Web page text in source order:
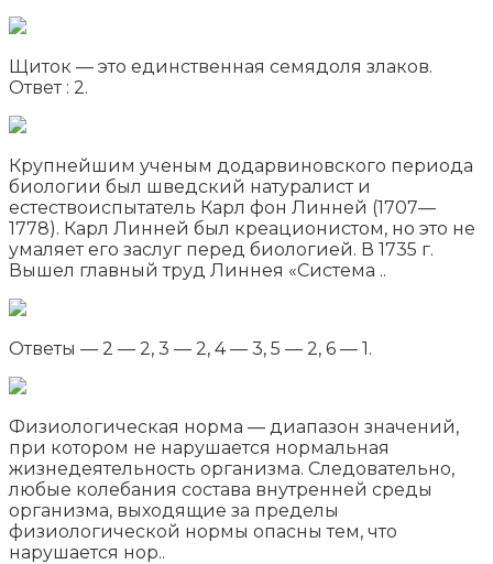
Щиток — это единственная семядоля злаков.
Ответ : 2.
Крупнейшим ученым додарвиновского периода
биологии был шведский натуралист и
естествоиспытатель Карл фон Линней (1707—
1778). Карл Линней был креационистом, но это не
умаляет его заслуг перед биологией. В 1735 г.
Вышел главный труд Линнея «Система ..
Ответы — 2 — 2, 3 — 2, 4 — 3, 5 — 2, 6 — 1.
Физиологическая норма — диапазон значений,
при котором не нарушается нормальная
жизнедеятельность организма. Следовательно,
любые колебания состава внутренней среды
организма, выходящие за пределы
физиологической нормы опасны тем, что
нарушается нор..